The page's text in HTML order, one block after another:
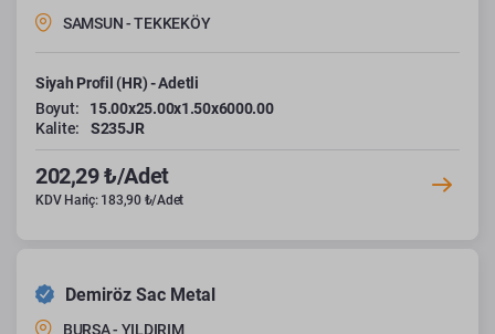
SAMSUN - TEKKEKÖY
Siyah Profil (HR) - Adetli
Boyut:
15.00x25.00x1.50x6000.00
Kalite:
S235JR
202,29 ₺/Adet
KDV Hariç: 183,90 ₺/Adet
Demiröz Sac Metal
BURSA - YILDIRIM